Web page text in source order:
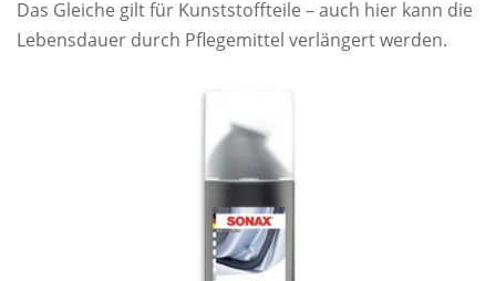
Das Gleiche gilt für Kunststoffteile – auch hier kann die
Lebensdauer durch Pflegemittel verlängert werden.